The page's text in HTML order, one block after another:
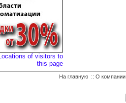
На главную :: О компании